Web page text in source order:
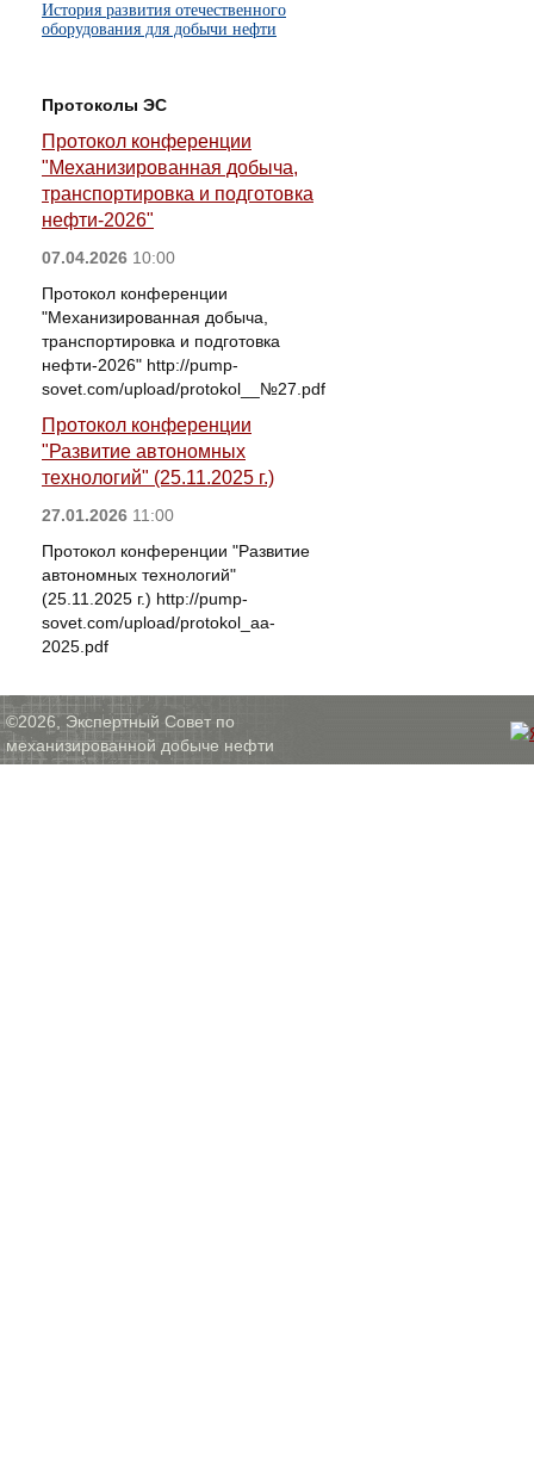
История развития отечественного
оборудования для добычи нефти
Протоколы ЭС
Протокол конференции
"Механизированная добыча,
транспортировка и подготовка
нефти-2026"
07.04.2026 10:00
Протокол конференции
"Механизированная добыча,
транспортировка и подготовка
нефти-2026" http://pump-
sovet.com/upload/protokol__№27.pdf
Протокол конференции
"Развитие автономных
технологий" (25.11.2025 г.)
27.01.2026 11:00
Протокол конференции "Развитие
автономных технологий"
(25.11.2025 г.) http://pump-
sovet.com/upload/protokol_aa-
2025.pdf
©2026, Экспертный Совет по
механизированной добыче нефти